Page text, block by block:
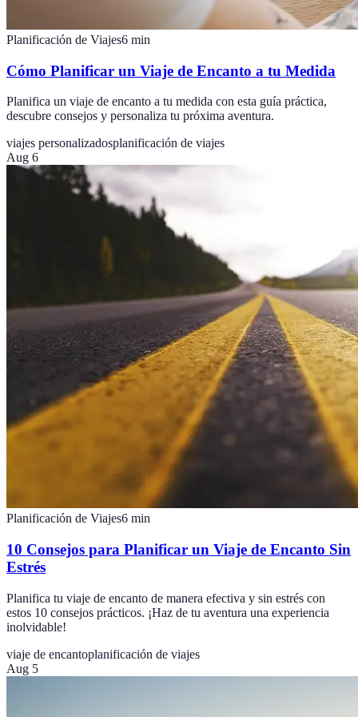
Planificación de Viajes6 min
Cómo Planificar un Viaje de Encanto a tu Medida
Planifica un viaje de encanto a tu medida con esta guía práctica,
descubre consejos y personaliza tu próxima aventura.
viajes personalizadosplanificación de viajes
Aug 6
Planificación de Viajes6 min
10 Consejos para Planificar un Viaje de Encanto Sin
Estrés
Planifica tu viaje de encanto de manera efectiva y sin estrés con
estos 10 consejos prácticos. ¡Haz de tu aventura una experiencia
inolvidable!
viaje de encantoplanificación de viajes
Aug 5